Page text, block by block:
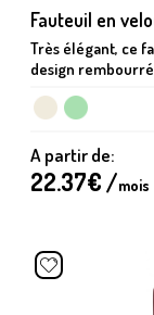
Fauteuil en
Très élégant, ce
design
A partir de:
22.37€ /mois